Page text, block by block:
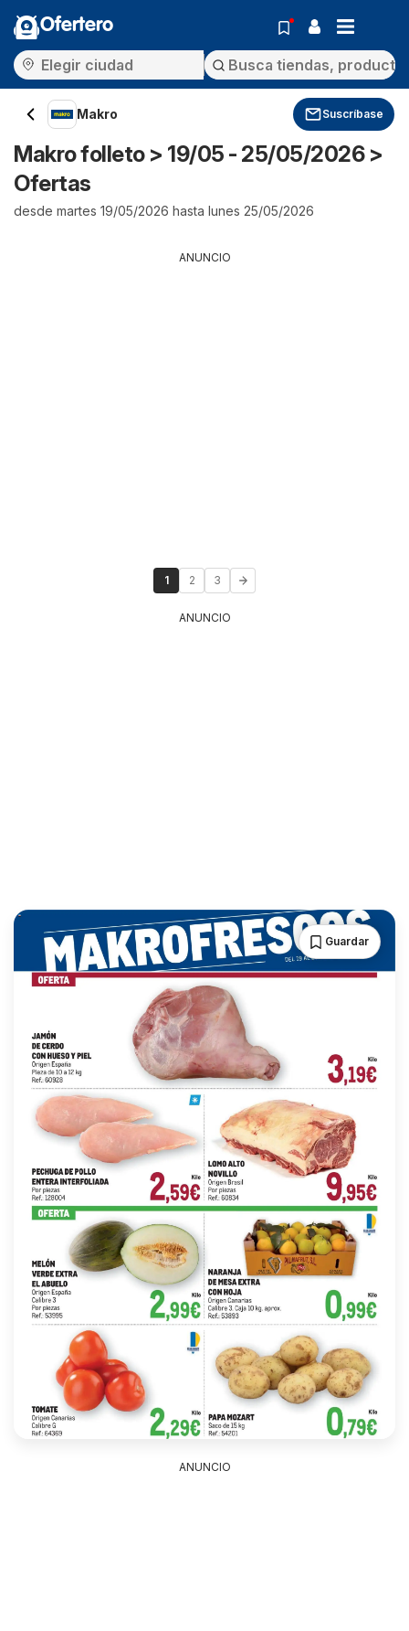
Ofertero
Makro Suscríbase
Makro folleto > 19/05 - 25/05/2026 >
Ofertas
desde martes 19/05/2026 hasta lunes 25/05/2026
ANUNCIO
1 2 3
ANUNCIO
Guardar
ANUNCIO